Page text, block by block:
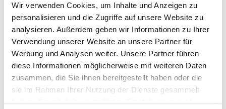
Wir verwenden Cookies, um Inhalte und Anzeigen zu
personalisieren und die Zugriffe auf unsere Website zu
analysieren. Außerdem geben wir Informationen zu Ihrer
Verwendung unserer Website an unsere Partner für
Werbung und Analysen weiter. Unsere Partner führen
diese Informationen möglicherweise mit weiteren Daten
zusammen, die Sie ihnen bereitgestellt haben oder die
sie im Rahmen Ihrer Nutzung der Dienste gesammelt
Dadurch ist es weiterhin für einige Menschen in
Österreich hin und wieder notwendig, Wege
zurückzulegen: zum Einkauf, zur Kinderbetreuung
oder zu systemerhaltenden Arbeitsstellen. Auf
diesen Wegen macht es weiterhin Sinn, das
geeignete Verkehrsmittel nach Gesichtspunkten von
Klimaschutz und Gesundheit zu wählen. Dabei ist
das Fahrrad auf Kurzstrecken immer noch die beste